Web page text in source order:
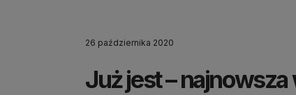
26 października 2020
Już jest –